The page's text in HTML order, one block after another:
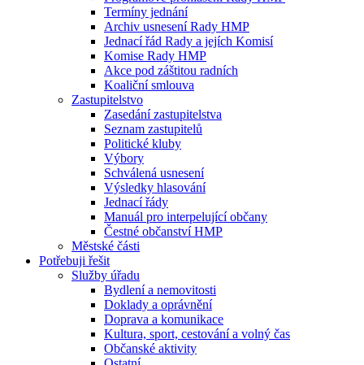
Termíny jednání
Archiv usnesení Rady HMP
Jednací řád Rady a jejích Komisí
Komise Rady HMP
Akce pod záštitou radních
Koaliční smlouva
Zastupitelstvo
Zasedání zastupitelstva
Seznam zastupitelů
Politické kluby
Výbory
Schválená usnesení
Výsledky hlasování
Jednací řády
Manuál pro interpelující občany
Čestné občanství HMP
Městské části
Potřebuji řešit
Služby úřadu
Bydlení a nemovitosti
Doklady a oprávnění
Doprava a komunikace
Kultura, sport, cestování a volný čas
Občanské aktivity